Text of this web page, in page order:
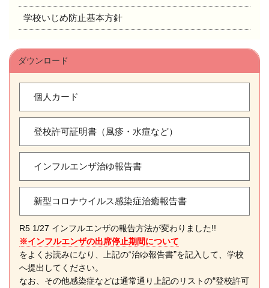
学校いじめ防止基本方針
ダウンロード
個人カード
登校許可証明書（風疹・水痘など）
インフルエンザ治ゆ報告書
新型コロナウイルス感染症治癒報告書
R5 1/27 インフルエンザの報告方法が変わりました!!
※インフルエンザの出席停止期間について
をよくお読みになり、上記の“治ゆ報告書”を記入して、学校
へ提出してください。
なお、その他感染症などは通常通り上記のリストの“登校許可